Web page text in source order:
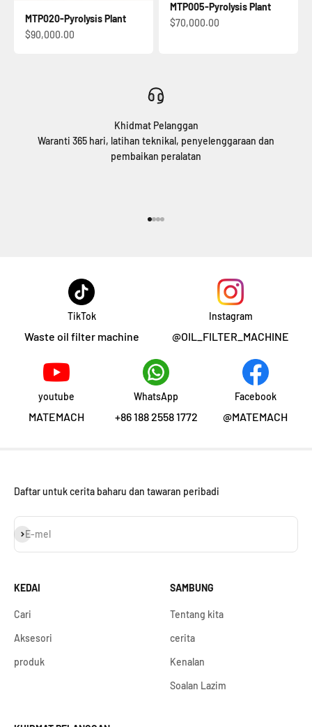
MTP020-Pyrolysis Plant
Harga jualan
$90,000.00
MTP005-Pyrolysis Plant
Harga jualan
$70,000.00
Khidmat Pelanggan
Waranti 365 hari, latihan teknikal, penyelenggaraan dan
pembaikan peralatan
TikTok
Waste oil filter machine
Instagram
@OIL_FILTER_MACHINE
youtube
MATEMACH
WhatsApp
+86 188 2558 1772
Facebook
@MATEMACH
Daftar untuk cerita baharu dan tawaran peribadi
E-mel
Langgan
KEDAI
Cari
Aksesori
produk
SAMBUNG
Tentang kita
cerita
Kenalan
Soalan Lazim